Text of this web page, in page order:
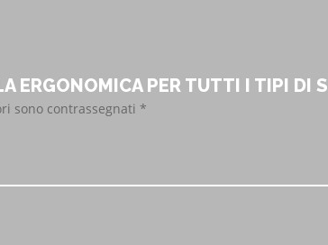
PER TUTTI I TIPI DI
sono contrassegnati*